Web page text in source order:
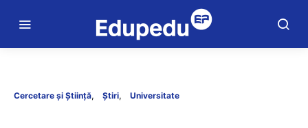
Cercetare și Știință Știri Universitate